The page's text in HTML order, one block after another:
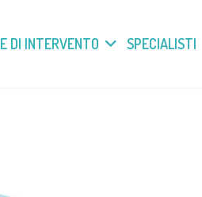
DI INTERVENTO SPECIALISTI